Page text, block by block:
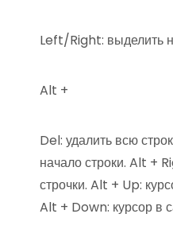
Left/Right: выделить
Alt +
Del: удалить всю
начало строки. Alt +
строчки. Alt + Up:
Alt + Down: курсор в